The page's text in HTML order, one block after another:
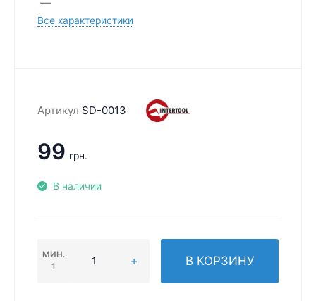
Все характеристики
Артикул SD-0013
99 грн.
В наличии
МИН.
1
В КОРЗИНУ